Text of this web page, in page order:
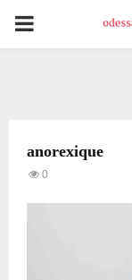
PRIMARY
anorexique
0